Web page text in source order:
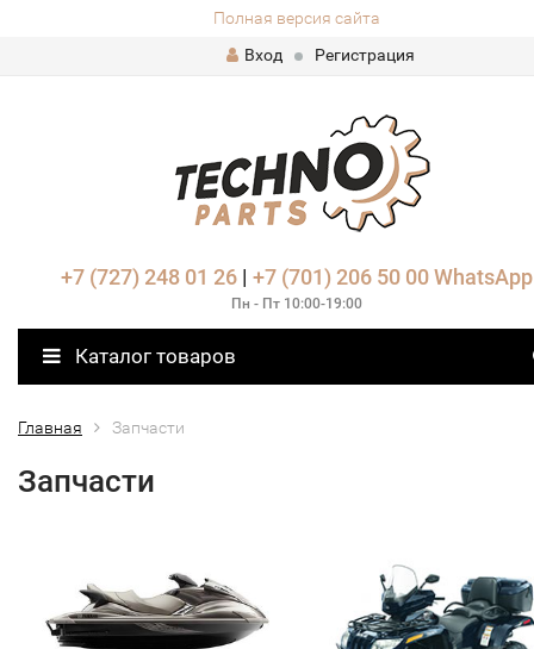
Полная версия сайта
Вход
Регистрация
+7 (727) 248 01 26| +7 (701) 206 50 00 WhatsApp
Пн - Пт 10:00-19:00
Каталог товаров
Главная Запчасти
Запчасти